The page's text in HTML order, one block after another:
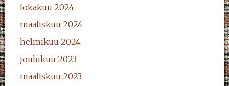
lokakuu 2024
maaliskuu 2024
helmikuu 2024
joulukuu 2023
maaliskuu 2023